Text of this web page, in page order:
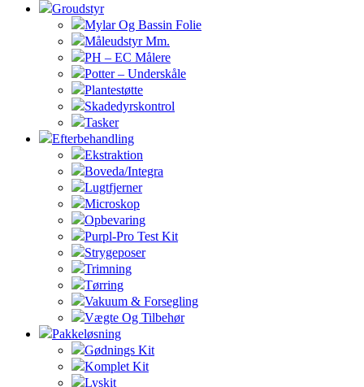
Groudstyr
Mylar Og Bassin Folie
Måleudstyr Mm.
PH – EC Målere
Potter – Underskåle
Plantestøtte
Skadedyrskontrol
Tasker
Efterbehandling
Ekstraktion
Boveda/Integra
Lugtfjerner
Microskop
Opbevaring
Purpl-Pro Test Kit
Strygeposer
Trimning
Tørring
Vakuum & Forsegling
Vægte Og Tilbehør
Pakkeløsning
Gødnings Kit
Komplet Kit
Lyskit